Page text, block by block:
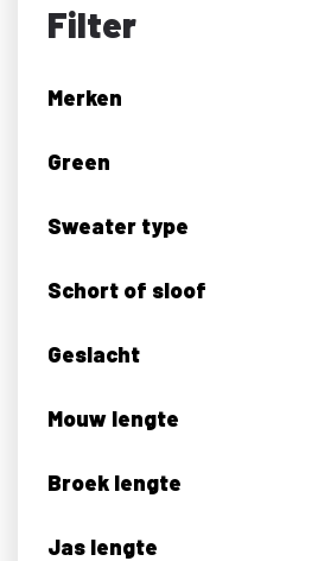
Filter
Merken
Green
Sweater type
Schort of sloof
Geslacht
Mouw lengte
Broek lengte
Jas lengte